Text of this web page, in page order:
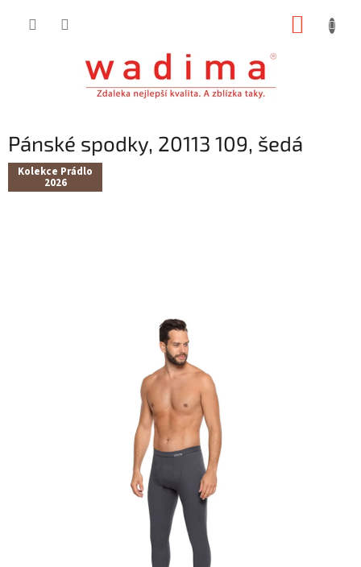
Pánské spodky, 20113 109, šedá
Kolekce Prádlo
2026